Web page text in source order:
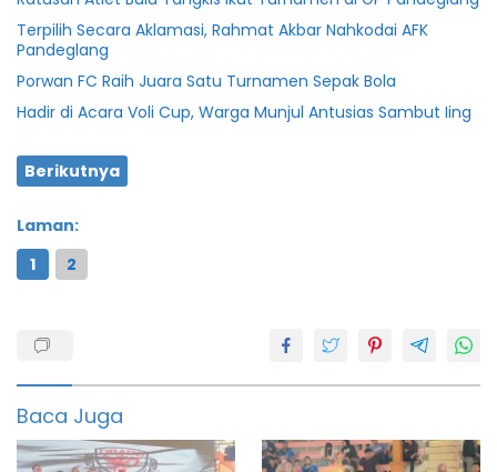
Terpilih Secara Aklamasi, Rahmat Akbar Nahkodai AFK
Pandeglang
Porwan FC Raih Juara Satu Turnamen Sepak Bola
Hadir di Acara Voli Cup, Warga Munjul Antusias Sambut Iing
Berikutnya
Laman:
1
2
6-
0
Baca Juga